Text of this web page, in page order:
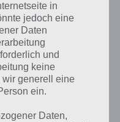
Lösung
in
jedoch eine
Daten
und
keine
generell eine
ein.
Daten,